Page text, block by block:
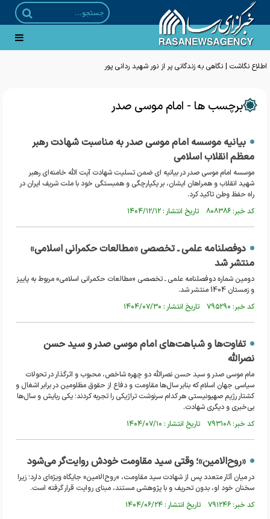
اطلاع نگاشت | نگاهی به زندگانی پر از نور شهید ردانی پور
برچسب ها - امام موسی صدر
بیانیه موسسه امام موسی صدر به مناسبت شهادت رهبر
معظم انقلاب اسلامی
موسسه امام موسی صدر در بیانیه ای ضمن تسلیت شهادت آیت الله خامنه‌ای رهبر
شهید انقلاب و همراهان ایشان، بر یکپارچگی و همبستگی خود با ملت شریف ایران در
راه حفظ وطن تاکید کرد.
کد خبر: ۸۰۸۳۸۶ تاریخ انتشار : ۱۴۰۴/۱۲/۱۲
دوفصلنامه علمی ـ تخصصی «مطالعات حکمرانی اسلامی»
منتشر شد
دومین شماره دوفصلنامه علمی ـ تخصصی «مطالعات حکمرانی اسلامی» مربوط به پاییز
و زمستان 1404 منتشر شد.
کد خبر: ۷۹۵۲۹۰ تاریخ انتشار : ۱۴۰۴/۰۷/۳۰
تفاوت‌ها و شباهت‌های امام موسی صدر و سید حسن
نصرالله
مام موسی صدر و سید حسن نصرالله دو چهره شاخص، محبوب و اثرگذار در تحولات
سیاسی جهان اسلام که بنابر سال‌ها مقاومت و دفاع از حقوق مظلومین در برابر اشغال و
کشتار رژیم صهیونیستی هر کدام سرنوشت تراژیکی را تجربه کردند؛ یکی ربایش و سال‌ها
بی‌خبری و دیگری شهادت.
کد خبر: ۷۹۳۱۰۸ تاریخ انتشار : ۱۴۰۴/۰۷/۱۰
«روح‌الامین»؛ وقتی سید مقاومت خودش روایت‌گر می‌شود
در میان آثار متعدد پس از شهادت سید مقاومت، «روح‌الامین» جایگاه ویژه‌ای دارد؛ زیرا
سخنان خود او، بدون تحریف و با پژوهشی مستند، مبنای روایت قرار گرفته است.
کد خبر: ۷۹۱۲۴۶ تاریخ انتشار : ۱۴۰۴/۰۶/۲۴